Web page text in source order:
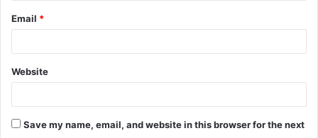
Email *
Website
Save my name, email, and website in this browser for the next